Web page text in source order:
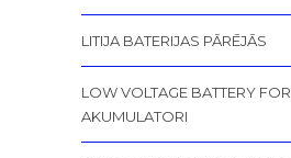
LITIJA BATERIJAS PĀRĒJĀS
LOW VOLTAGE BATTERY
AKUMULATORI